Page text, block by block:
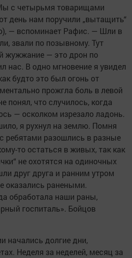
с четырьмя товарищами
день нам поручили „вытащить“
— вспоминает Рафис. — Шли в
звали по позывному. Тут
жужжание — это дрон по
нас. В одно мгновение я увидел
будто это был огонь от
прожгла боль в левой
понял, что случилось, когда
— осколком изрезало ладонь.
я рухнул на землю. Помня
ребятами разошлись в разные
то остаться в живых, так как
не охотятся на одиночных
друг друга и ранним утром
оказались ранеными.
обработала наши раны,
госпиталь». Бойцов
начались долгие дни,
Неделя за неделей, месяц за